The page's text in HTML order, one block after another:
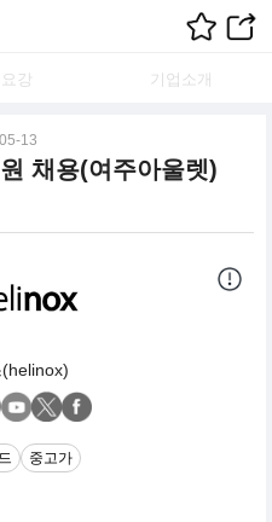
강 기업소개
13
채용(여주아울렛)
중고가